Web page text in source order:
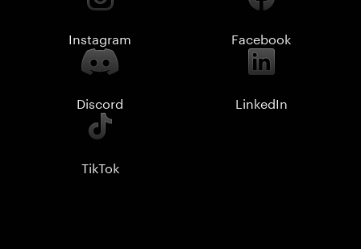
Instagram Facebook
Discord LinkedIn
TikTok